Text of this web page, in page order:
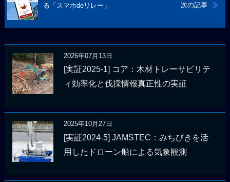
次の記事
る「スマホdeリレー」
2026年07月13日
[実証2025-1] コア：木材トレーサビリテ
ィ効率化と伐採情報真正性の実証
2025年10月27日
[実証2024-5] JAMSTEC：みちびきを活
用したドローン船による気象観測